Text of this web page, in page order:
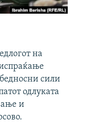
на
сили
одлуката
и